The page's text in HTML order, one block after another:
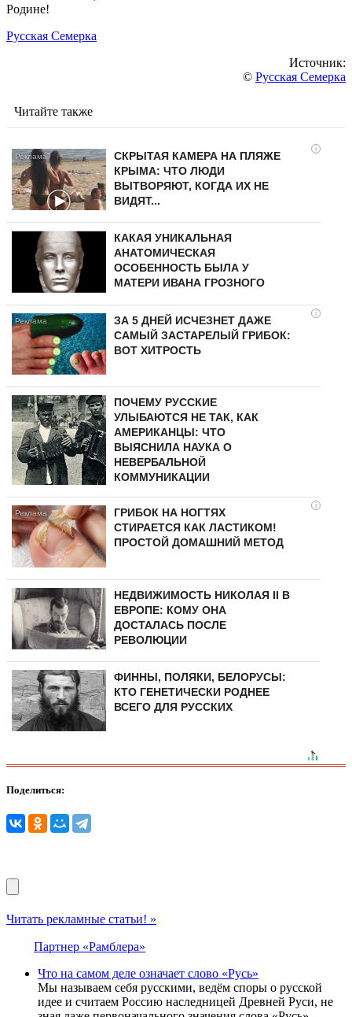
Родине!
Русская Семерка
Источник:
© Русская Семерка
Читайте также
i
СКРЫТАЯ КАМЕРА НА ПЛЯЖЕ
КРЫМА: ЧТО ЛЮДИ
ВЫТВОРЯЮТ, КОГДА ИХ НЕ
ВИДЯТ...
КАКАЯ УНИКАЛЬНАЯ
АНАТОМИЧЕСКАЯ
ОСОБЕННОСТЬ БЫЛА У
МАТЕРИ ИВАНА ГРОЗНОГО
i
ЗА 5 ДНЕЙ ИСЧЕЗНЕТ ДАЖЕ
САМЫЙ ЗАСТАРЕЛЫЙ ГРИБОК:
ВОТ ХИТРОСТЬ
ПОЧЕМУ РУССКИЕ
УЛЫБАЮТСЯ НЕ ТАК, КАК
АМЕРИКАНЦЫ: ЧТО
ВЫЯСНИЛА НАУКА О
НЕВЕРБАЛЬНОЙ
КОММУНИКАЦИИ
i
ГРИБОК НА НОГТЯХ
СТИРАЕТСЯ КАК ЛАСТИКОМ!
ПРОСТОЙ ДОМАШНИЙ МЕТОД
НЕДВИЖИМОСТЬ НИКОЛАЯ II В
ЕВРОПЕ: КОМУ ОНА
ДОСТАЛАСЬ ПОСЛЕ
РЕВОЛЮЦИИ
ФИННЫ, ПОЛЯКИ, БЕЛОРУСЫ:
КТО ГЕНЕТИЧЕСКИ РОДНЕЕ
ВСЕГО ДЛЯ РУССКИХ
Поделиться:
Читать рекламные статьи! »
Партнер «Рамблера»
Что на самом деле означает слово «Русь»
Мы называем себя русскими, ведём споры о русской
идее и считаем Россию наследницей Древней Руси, не